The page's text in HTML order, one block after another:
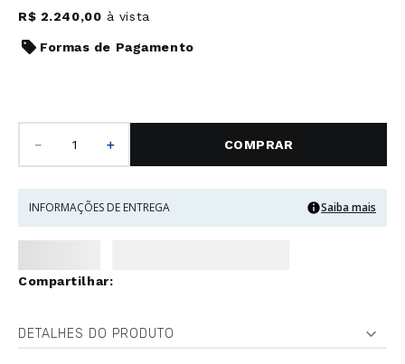
R$ 2.240,00 à vista
Formas de Pagamento
＋
－ COMPRAR
INFORMAÇÕES DE ENTREGA Saiba mais
DETALHES DO PRODUTO